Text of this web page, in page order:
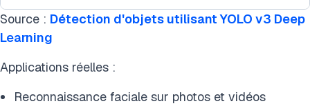
Source : Détection d'objets utilisant YOLO v3 Deep
Learning
Applications réelles :
Reconnaissance faciale sur photos et vidéos